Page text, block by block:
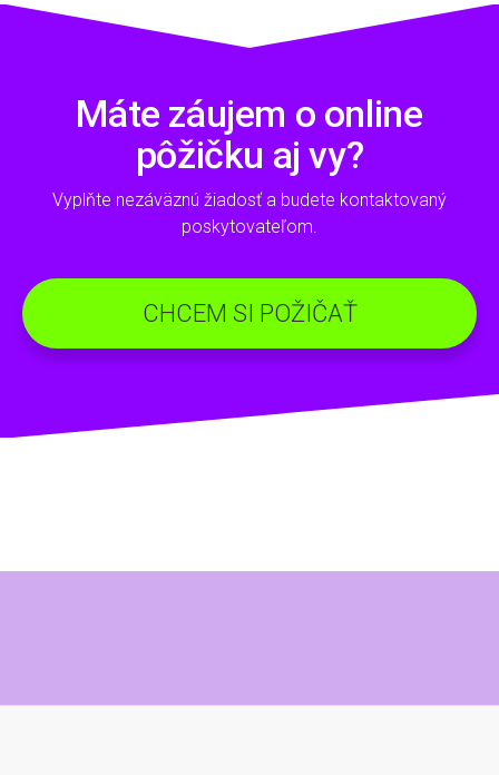
Máte záujem o online
pôžičku aj vy?
Vyplňte nezáväznú žiadosť a budete kontaktovaný
poskytovateľom.
CHCEM SI POŽIČAŤ